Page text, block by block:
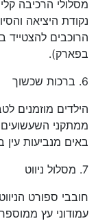
מסלולי הרכיבה
נקודת היציאה
הרוכבים להצטייד
בפארק).
6. ברכות שכשוך
הילדים מוזמנים
ממתקני
באים מנביעות עין
7. מסלול ניווט
חובבי ספורט
עמודוני עץ